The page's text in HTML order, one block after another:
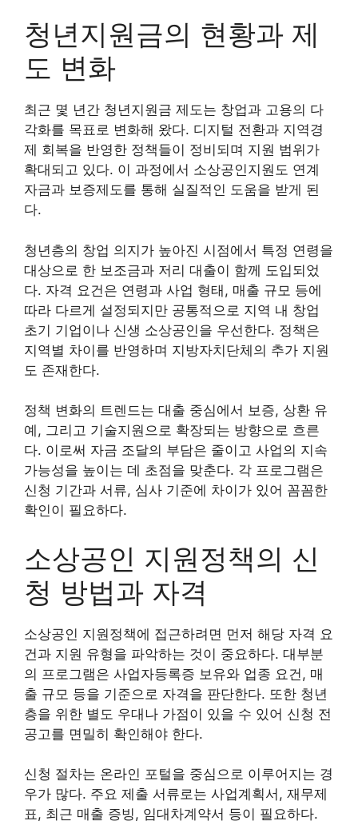
청년지원금의 현황과 제
도 변화
최근 몇 년간 청년지원금 제도는 창업과 고용의 다
각화를 목표로 변화해 왔다. 디지털 전환과 지역경
제 회복을 반영한 정책들이 정비되며 지원 범위가
확대되고 있다. 이 과정에서 소상공인지원도 연계
자금과 보증제도를 통해 실질적인 도움을 받게 된
다.
청년층의 창업 의지가 높아진 시점에서 특정 연령을
대상으로 한 보조금과 저리 대출이 함께 도입되었
다. 자격 요건은 연령과 사업 형태, 매출 규모 등에
따라 다르게 설정되지만 공통적으로 지역 내 창업
초기 기업이나 신생 소상공인을 우선한다. 정책은
지역별 차이를 반영하며 지방자치단체의 추가 지원
도 존재한다.
정책 변화의 트렌드는 대출 중심에서 보증, 상환 유
예, 그리고 기술지원으로 확장되는 방향으로 흐른
다. 이로써 자금 조달의 부담은 줄이고 사업의 지속
가능성을 높이는 데 초점을 맞춘다. 각 프로그램은
신청 기간과 서류, 심사 기준에 차이가 있어 꼼꼼한
확인이 필요하다.
소상공인 지원정책의 신
청 방법과 자격
소상공인 지원정책에 접근하려면 먼저 해당 자격 요
건과 지원 유형을 파악하는 것이 중요하다. 대부분
의 프로그램은 사업자등록증 보유와 업종 요건, 매
출 규모 등을 기준으로 자격을 판단한다. 또한 청년
층을 위한 별도 우대나 가점이 있을 수 있어 신청 전
공고를 면밀히 확인해야 한다.
신청 절차는 온라인 포털을 중심으로 이루어지는 경
우가 많다. 주요 제출 서류로는 사업계획서, 재무제
표, 최근 매출 증빙, 임대차계약서 등이 필요하다.